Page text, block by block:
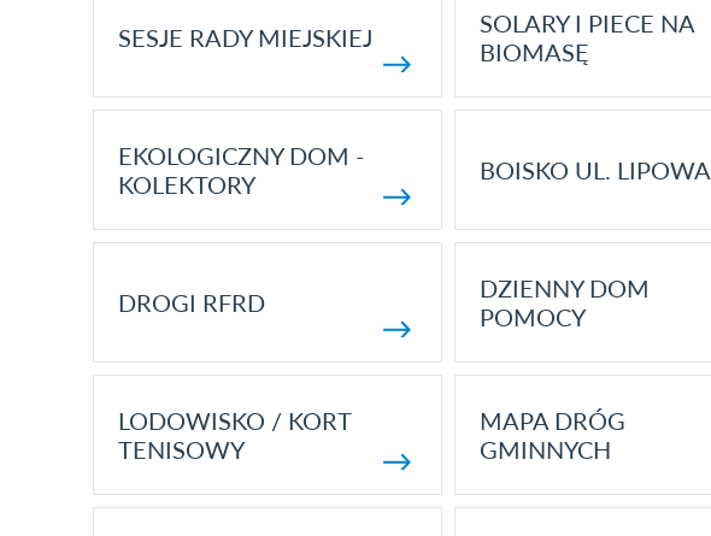
SESJE RADY MIEJSKIEJ
SOLARY I PIECE NA
BIOMASĘ
EKOLOGICZNY DOM -
KOLEKTORY
BOISKO UL. LIPOWA
DROGI RFRD
DZIENNY DOM
POMOCY
LODOWISKO / KORT
TENISOWY
MAPA DRÓG
GMINNYCH